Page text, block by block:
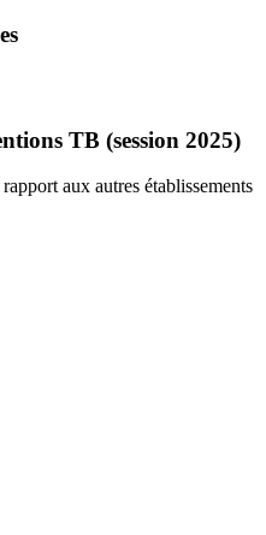
TB (session 2025)
aux autres établissements